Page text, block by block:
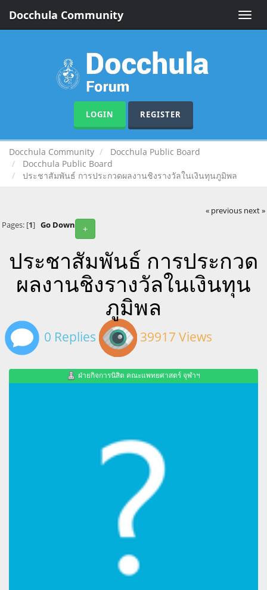
Toggle
Docchula Community
LOGIN REGISTER
Docchula Community
Docchula Public Board
Docchula Public Board
ประชาสัมพันธ์ การประกวดผลงานชิงรางวัลในเงินทุนภูมิพล
« previous next »
+
Pages: [1] Go Down
ประชาสัมพันธ์ การประกวด
ผลงานชิงรางวัลในเงินทุน
ภูมิพล
0 Replies 39917 Views
ฝ่ายกิจการนิสิต คณะแพทยศาสตร์ จุฬาฯ